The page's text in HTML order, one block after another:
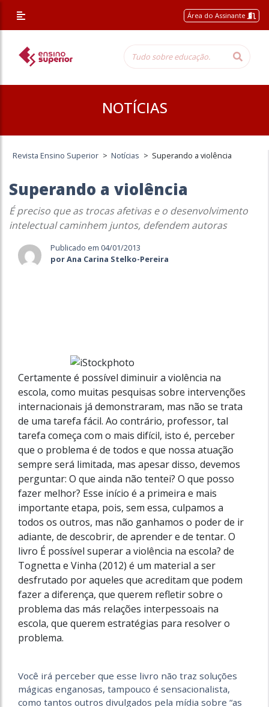
Área do Assinante
NOTÍCIAS
Revista Ensino Superior > Notícias > Superando a violência
Superando a violência
É preciso que as trocas afetivas e o desenvolvimento
intelectual caminhem juntos, defendem autoras
Publicado em 04/01/2013
por Ana Carina Stelko-Pereira
Certamente é possível diminuir a violência na
escola, como muitas pesquisas sobre intervenções
internacionais já demonstraram, mas não se trata
de uma tarefa fácil. Ao contrário, professor, tal
tarefa começa com o mais difícil, isto é, perceber
que o problema é de todos e que nossa atuação
sempre será limitada, mas apesar disso, devemos
perguntar: O que ainda não tentei? O que posso
fazer melhor? Esse início é a primeira e mais
importante etapa, pois, sem essa, culpamos a
todos os outros, mas não ganhamos o poder de ir
adiante, de descobrir, de aprender e de tentar. O
livro É possível superar a violência na escola? de
Tognetta e Vinha (2012) é um material a ser
desfrutado por aqueles que acreditam que podem
fazer a diferença, que querem refletir sobre o
problema das más relações interpessoais na
escola, que querem estratégias para resolver o
problema.
Você irá perceber que esse livro não traz soluções
mágicas enganosas, tampouco é sensacionalista,
como tantos outros divulgados pela mídia sobre “as